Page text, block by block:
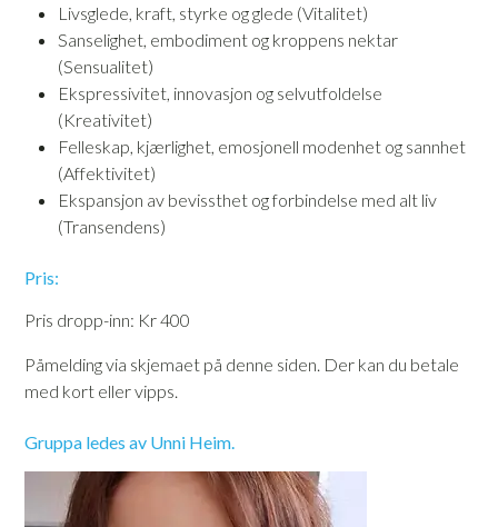
Livsglede, kraft, styrke og glede (Vitalitet)
Sanselighet, embodiment og kroppens nektar
(Sensualitet)
Ekspressivitet, innovasjon og selvutfoldelse
(Kreativitet)
Felleskap, kjærlighet, emosjonell modenhet og sannhet
(Affektivitet)
Ekspansjon av bevissthet og forbindelse med alt liv
(Transendens)
Pris:
Pris dropp-inn: Kr 400
Påmelding via skjemaet på denne siden. Der kan du betale
med kort eller vipps.
Gruppa ledes av Unni Heim.